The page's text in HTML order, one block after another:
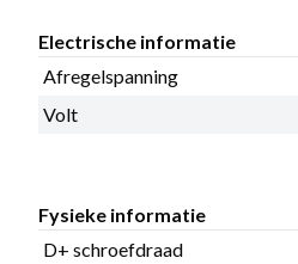
Electrische informatie
Afregelspanning
Volt
Fysieke informatie
D+ schroefdraad